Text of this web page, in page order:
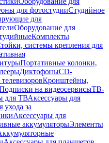
для фотостудииСтудийное
для
Оборудование для
Комплекты
системы крепления для
Портативные колонки,
ДиктофоныCD-
Кронштейны,
на видеосервисыТВ-
для ТВАксессуары для
ухода за
Аксессуары для
аккумуляторыЭлементы